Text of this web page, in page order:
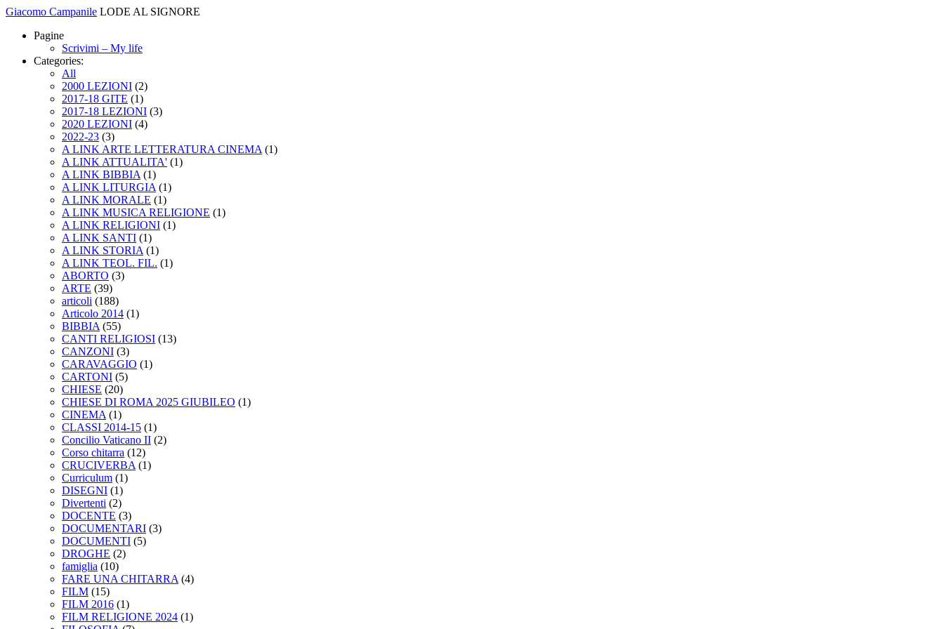
Giacomo Campanile LODE AL SIGNORE
Pagine
Scrivimi – My life
Categories:
All
2000 LEZIONI (2)
2017-18 GITE (1)
2017-18 LEZIONI (3)
2020 LEZIONI (4)
2022-23 (3)
A LINK ARTE LETTERATURA CINEMA (1)
A LINK ATTUALITA' (1)
A LINK BIBBIA (1)
A LINK LITURGIA (1)
A LINK MORALE (1)
A LINK MUSICA RELIGIONE (1)
A LINK RELIGIONI (1)
A LINK SANTI (1)
A LINK STORIA (1)
A LINK TEOL. FIL. (1)
ABORTO (3)
ARTE (39)
articoli (188)
Articolo 2014 (1)
BIBBIA (55)
CANTI RELIGIOSI (13)
CANZONI (3)
CARAVAGGIO (1)
CARTONI (5)
CHIESE (20)
CHIESE DI ROMA 2025 GIUBILEO (1)
CINEMA (1)
CLASSI 2014-15 (1)
Concilio Vaticano II (2)
Corso chitarra (12)
CRUCIVERBA (1)
Curriculum (1)
DISEGNI (1)
Divertenti (2)
DOCENTE (3)
DOCUMENTARI (3)
DOCUMENTI (5)
DROGHE (2)
famiglia (10)
FARE UNA CHITARRA (4)
FILM (15)
FILM 2016 (1)
FILM RELIGIONE 2024 (1)